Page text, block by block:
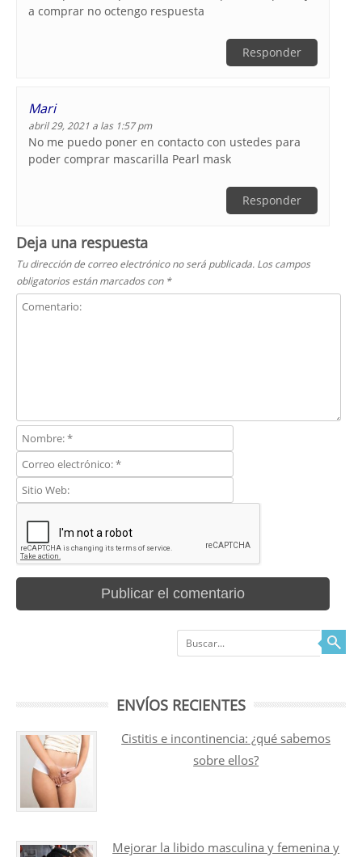
a comprar no octengo respuesta
Responder
Mari
abril 29, 2021 a las 1:57 pm
No me puedo poner en contacto con ustedes para
poder comprar mascarilla Pearl mask
Responder
Deja una respuesta
Tu dirección de correo electrónico no será publicada. Los campos
obligatorios están marcados con *
Buscar
ENVÍOS RECIENTES
Cistitis e incontinencia: ¿qué sabemos
sobre ellos?
Mejorar la libido masculina y femenina y